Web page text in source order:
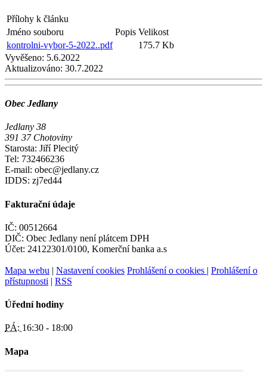
Přílohy k článku
Jméno souboru
Popis Velikost
kontrolni-vybor-5-2022..pdf
175.7 Kb
Vyvěšeno: 5.6.2022
Aktualizováno: 30.7.2022
Obec Jedlany
Jedlany 38
391 37 Chotoviny
Starosta: Jiří Plecitý
Tel: 732466236
E-mail: obec@jedlany.cz
IDDS: zj7ed44
Fakturační údaje
IČ: 00512664
DIČ: Obec Jedlany není plátcem DPH
Účet: 24122301/0100, Komerční banka a.s
Mapa webu | Nastavení cookies Prohlášení o cookies | Prohlášení o
přístupnosti | RSS
Úřední hodiny
PÁ: 16:30 - 18:00
Mapa